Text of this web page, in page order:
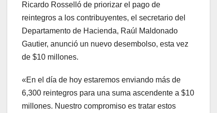
Ricardo Rosselló de priorizar el pago de
reintegros a los contribuyentes, el secretario del
Departamento de Hacienda, Raúl Maldonado
Gautier, anunció un nuevo desembolso, esta vez
de $10 millones.
«En el día de hoy estaremos enviando más de
6,300 reintegros para una suma ascendente a $10
millones. Nuestro compromiso es tratar estos